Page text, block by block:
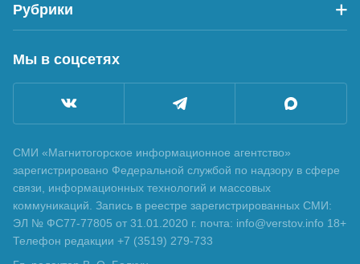
Рубрики
Мы в соцсетях
СМИ «Магнитогорское информационное агентство»
зарегистрировано Федеральной службой по надзору в сфере
связи, информационных технологий и массовых
коммуникаций. Запись в реестре зарегистрированных СМИ:
ЭЛ № ФС77-77805 от 31.01.2020 г. почта: info@verstov.info 18+
Телефон редакции +7 (3519) 279-733